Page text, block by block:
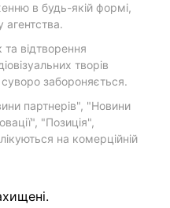
в будь-якій формі,
агентства.
відтворення
творів
забороняється.
партнерів", "Новини
"Позиція",
на комерційній